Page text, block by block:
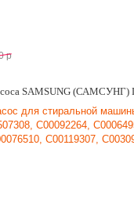
p
SAMSUNG (САМСУНГ)